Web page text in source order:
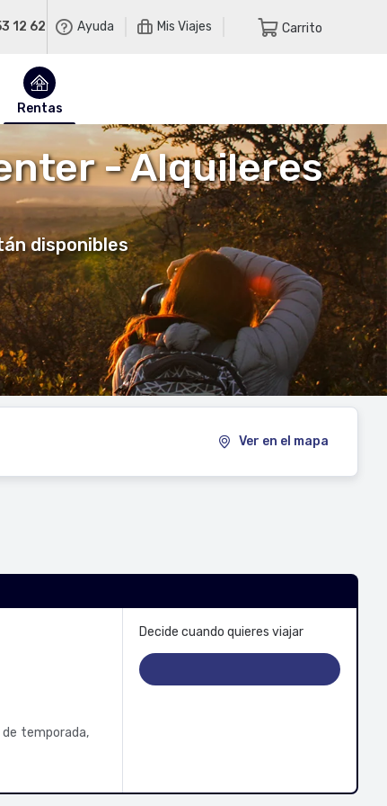
12 62 Ayuda Mis Viajes Carrito
Rentas
- Alquileres
disponibles
Ver en el mapa
de temporada,
Decide cuando quieres viajar